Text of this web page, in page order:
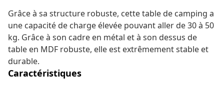
Grâce à sa structure robuste, cette table de camping a
une capacité de charge élevée pouvant aller de 30 à 50
kg. Grâce à son cadre en métal et à son dessus de
table en MDF robuste, elle est extrêmement stable et
durable.
Caractéristiques